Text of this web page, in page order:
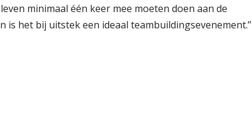
minimaal één keer mee moeten doen aan de
het bij uitstek een ideaal teambuildingsevenement.’’